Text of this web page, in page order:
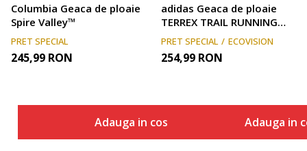
Columbia Geaca de ploaie
Spire Valley™
PRET SPECIAL
245,99 RON
Adauga in cos
adidas Geaca de ploaie
TERREX TRAIL RUNNING
PRINTED WINDBREAKER
PRET SPECIAL ECOVISION
254,99 RON
Adauga in